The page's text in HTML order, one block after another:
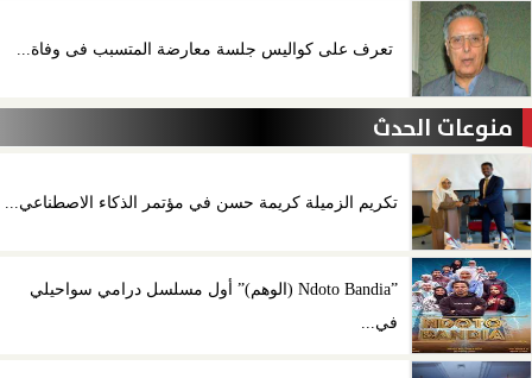
تعرف على كواليس جلسة معارضة المتسبب فى وفاة...
منوعات الحدث
تكريم الزميلة كريمة حسن في مؤتمر الذكاء الاصطناعي...
”Ndoto Bandia (الوهم)” أول مسلسل درامي سواحيلي
في...